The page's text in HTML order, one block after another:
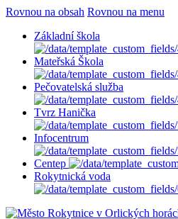
Rovnou na obsah Rovnou na menu
Základní škola
Mateřská Škola
Pečovatelská služba
Tvrz Hanička
Infocentrum
Centep
Rokytnická voda